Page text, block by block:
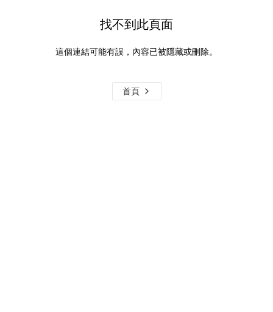
找不到此頁面
這個連結可能有誤，內容已被隱藏或刪除。
首頁